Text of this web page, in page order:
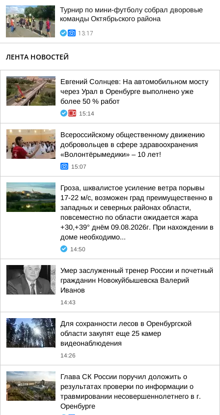
Турнир по мини-футболу собрал дворовые
команды Октябрьского района
13:17
ЛЕНТА НОВОСТЕЙ
Евгений Солнцев: На автомобильном мосту
через Урал в Оренбурге выполнено уже
более 50 % работ
15:14
Всероссийскому общественному движению
добровольцев в сфере здравоохранения
«Волонтёрымедики» – 10 лет!
15:07
Гроза, шквалистое усиление ветра порывы
17-22 м/с, возможен град преимущественно в
западных и северных районах области,
повсеместно по области ожидается жара
+30,+39° днём 09.08.2026г. При нахождении в
доме необходимо...
14:50
Умер заслуженный тренер России и почетный
гражданин Новокуйбышевска Валерий
Иванов
14:43
Для сохранности лесов в Оренбургской
области закупят еще 25 камер
видеонаблюдения
14:26
Глава СК России поручил доложить о
результатах проверки по информации о
травмировании несовершеннолетнего в г.
Оренбурге